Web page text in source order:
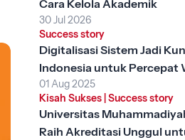
Cara Kelola Akademik
30 Jul 2026
Success story
Digitalisasi Sistem Jadi
Indonesia untuk Percepat
Unggul
01 Aug 2025
Kisah Sukses| Success story
Universitas
Raih Akreditasi Unggul